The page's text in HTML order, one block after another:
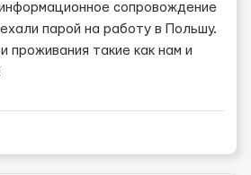
сопровождение
парой на работу в Польшу.
проживания такие как нам и